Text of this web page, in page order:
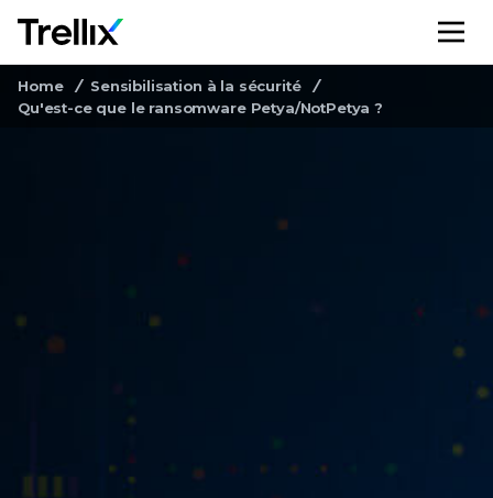
Home
Sensibilisation à la sécurité
Qu'est-ce que le ransomware Petya/NotPetya ?